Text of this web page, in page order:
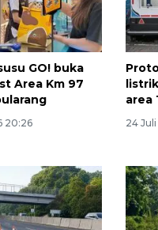
GO! buka
Area Km 97
20:26
area
24